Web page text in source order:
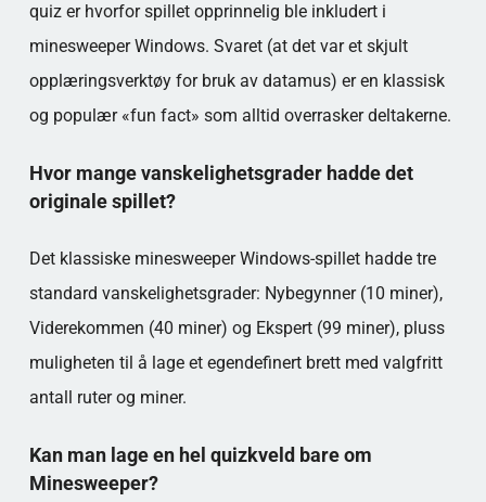
quiz er hvorfor spillet opprinnelig ble inkludert i
minesweeper Windows. Svaret (at det var et skjult
opplæringsverktøy for bruk av datamus) er en klassisk
og populær «fun fact» som alltid overrasker deltakerne.
Hvor mange vanskelighetsgrader hadde det
originale spillet?
Det klassiske minesweeper Windows-spillet hadde tre
standard vanskelighetsgrader: Nybegynner (10 miner),
Viderekommen (40 miner) og Ekspert (99 miner), pluss
muligheten til å lage et egendefinert brett med valgfritt
antall ruter og miner.
Kan man lage en hel quizkveld bare om
Minesweeper?